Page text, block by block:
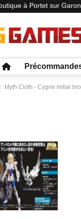
à Portet sur
Myth Cloth - Cygne initial